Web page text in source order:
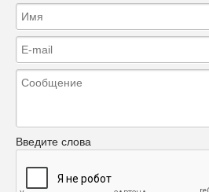
Введите слова